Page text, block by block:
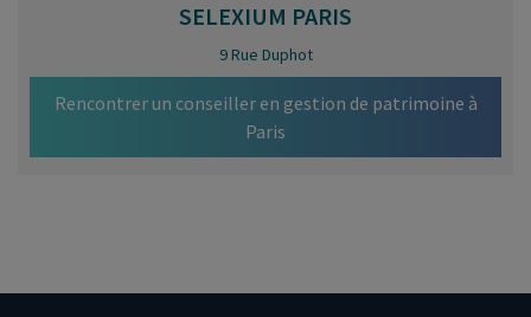
SELEXIUM PARIS
9 Rue Duphot
Rencontrer un conseiller en gestion de patrimoine à
Paris